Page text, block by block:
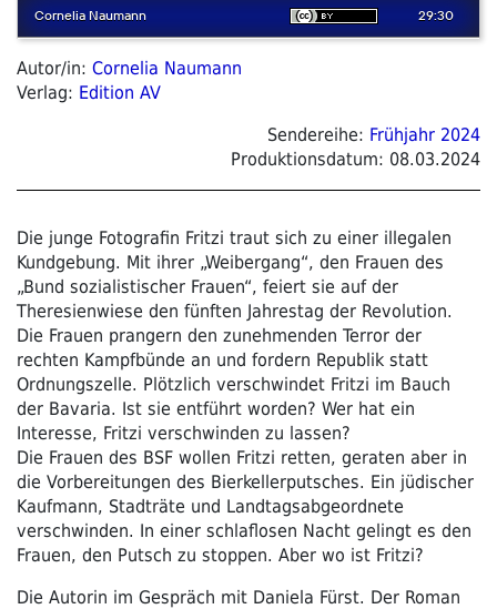
Autor/in: Cornelia Naumann
Verlag: Edition AV
Sendereihe: Frühjahr 2024
Produktionsdatum: 08.03.2024
Die junge Fotografin Fritzi traut sich zu einer illegalen
Kundgebung. Mit ihrer „Weibergang“, den Frauen des
„Bund sozialistischer Frauen“, feiert sie auf der
Theresienwiese den fünften Jahrestag der Revolution.
Die Frauen prangern den zunehmenden Terror der
rechten Kampfbünde an und fordern Republik statt
Ordnungszelle. Plötzlich verschwindet Fritzi im Bauch
der Bavaria. Ist sie entführt worden? Wer hat ein
Interesse, Fritzi verschwinden zu lassen?
Die Frauen des BSF wollen Fritzi retten, geraten aber in
die Vorbereitungen des Bierkellerputsches. Ein jüdischer
Kaufmann, Stadträte und Landtagsabgeordnete
verschwinden. In einer schlaflosen Nacht gelingt es den
Frauen, den Putsch zu stoppen. Aber wo ist Fritzi?
Die Autorin im Gespräch mit Daniela Fürst. Der Roman